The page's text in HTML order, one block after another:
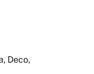
, Deco,